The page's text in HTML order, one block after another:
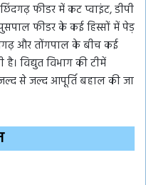
फीडर में कट प्वाइंट, डीपी
फीडर के कई हिस्सों में पेड़
और तोंगपाल के बीच कई
है। विद्युत विभाग की टीमें
से जल्द आपूर्ति बहाल की जा